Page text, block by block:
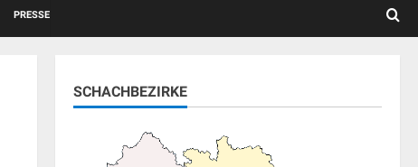
PRESSE
SCHACHBEZIRKE